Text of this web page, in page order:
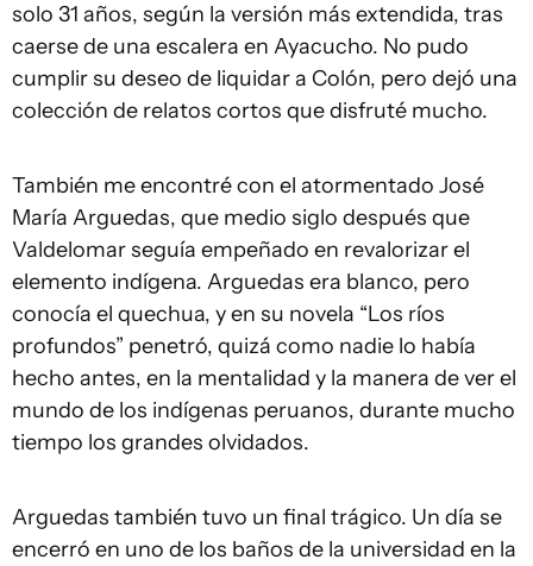
solo 31 años, según la versión más extendida, tras
caerse de una escalera en Ayacucho. No pudo
cumplir su deseo de liquidar a Colón, pero dejó una
colección de relatos cortos que disfruté mucho.
También me encontré con el atormentado José
María Arguedas, que medio siglo después que
Valdelomar seguía empeñado en revalorizar el
elemento indígena. Arguedas era blanco, pero
conocía el quechua, y en su novela “Los ríos
profundos” penetró, quizá como nadie lo había
hecho antes, en la mentalidad y la manera de ver el
mundo de los indígenas peruanos, durante mucho
tiempo los grandes olvidados.
Arguedas también tuvo un final trágico. Un día se
encerró en uno de los baños de la universidad en la